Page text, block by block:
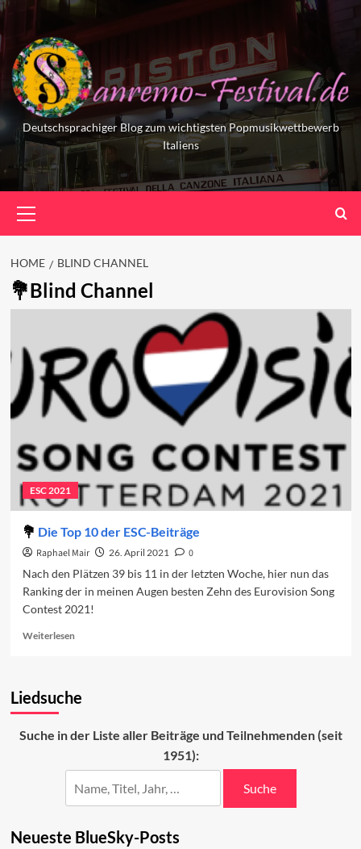
Skip
to
content
Deutschsprachiger Blog zum wichtigsten Popmusikwettbewerb
Italiens
Menu
HOME BLIND CHANNEL
Blind Channel
ESC 2021
Die Top 10 der ESC-Beiträge
Raphael Mair 26. April 2021
0
Nach den Plätzen 39 bis 11 in der letzten Woche, hier nun das
Ranking der in meinen Augen besten Zehn des Eurovision Song
Contest 2021!
WeiterlesenRead
Top
ESC-
Liedsuche
Suche in der Liste aller Beiträge und Teilnehmenden (seit
1951):
Suche
Neueste BlueSky-Posts